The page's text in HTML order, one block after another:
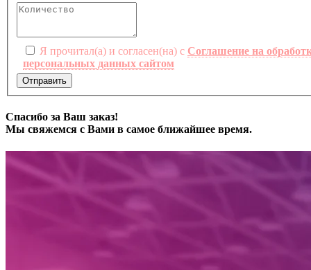
Я прочитал(а) и согласен(на) с Соглашение на
персональных данных сайтом
Отправить
Спасибо за Ваш заказ!
Мы свяжемся с Вами в самое ближайшее время.